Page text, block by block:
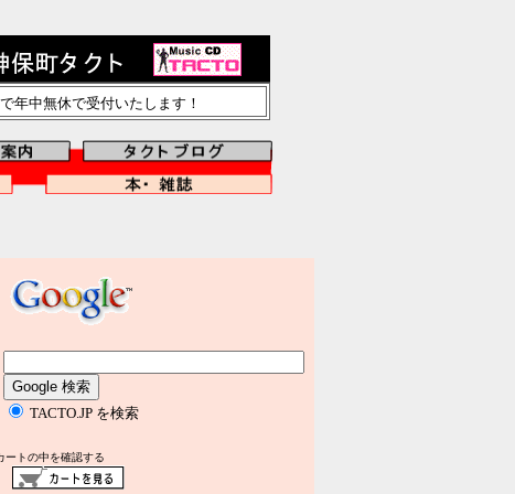
年中無休で受付いたします！
TACTO.JP を検索
ートの中を確認する